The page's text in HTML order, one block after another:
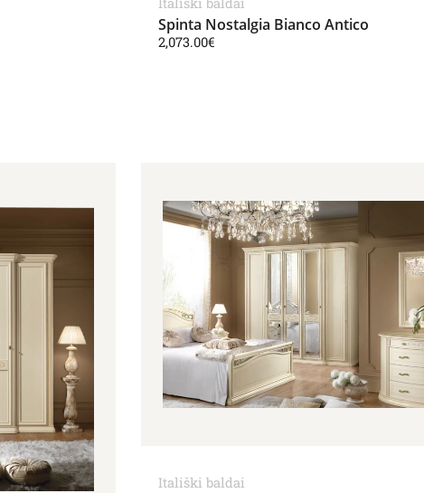
Spinta Nostalgia Bianco Antico
2,073.00€
Itališki baldai